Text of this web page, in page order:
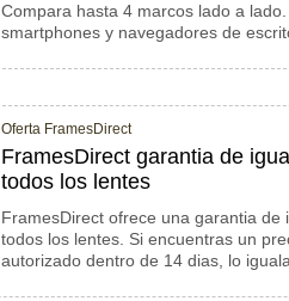
Compara hasta 4 marcos lado a
smartphones y navegadores de
Oferta FramesDirect
FramesDirect garantia de
todos los lentes
FramesDirect ofrece una garantia de
todos los lentes. Si encuentras un
autorizado dentro de 14 dias, lo